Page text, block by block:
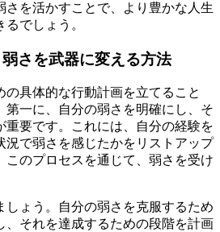
さを活かすことで、より豊かな人生
でしょう。
さを武器に変える方法
具体的な行動計画を立てること
第一に、自分の弱さを明確にし、そ
重要です。これには、自分の経験を
況で弱さを感じたかをリストアップ
このプロセスを通じて、弱さを受け
しょう。自分の弱さを克服するため
、それを達成するための段階を計画